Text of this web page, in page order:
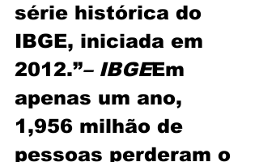
série histórica do
IBGE, iniciada em
2012.”– IBGEEm
apenas um ano,
1,956 milhão de
pessoas perderam o